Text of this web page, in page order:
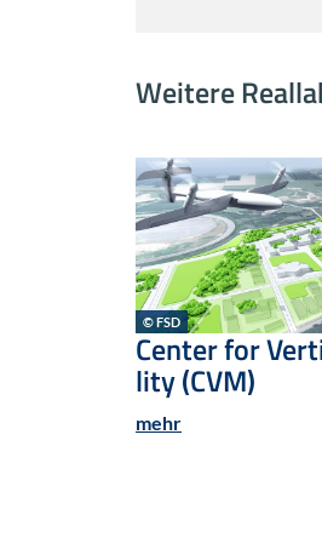
Wei­te­re
© FSD
Cen­ter for
li­ty (CVM)
mehr